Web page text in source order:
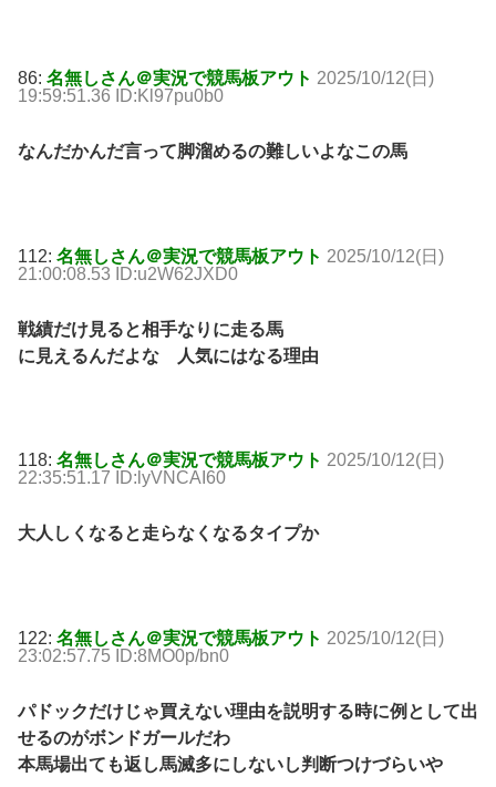
86: 名無しさん＠実況で競馬板アウト 2025/10/12(日)
19:59:51.36 ID:Kl97pu0b0
なんだかんだ言って脚溜めるの難しいよなこの馬
112: 名無しさん＠実況で競馬板アウト 2025/10/12(日)
21:00:08.53 ID:u2W62JXD0
戦績だけ見ると相手なりに走る馬
に見えるんだよな 人気にはなる理由
118: 名無しさん＠実況で競馬板アウト 2025/10/12(日)
22:35:51.17 ID:lyVNCAI60
大人しくなると走らなくなるタイプか
122: 名無しさん＠実況で競馬板アウト 2025/10/12(日)
23:02:57.75 ID:8MO0p/bn0
パドックだけじゃ買えない理由を説明する時に例として出
せるのがボンドガールだわ
本馬場出ても返し馬滅多にしないし判断つけづらいや